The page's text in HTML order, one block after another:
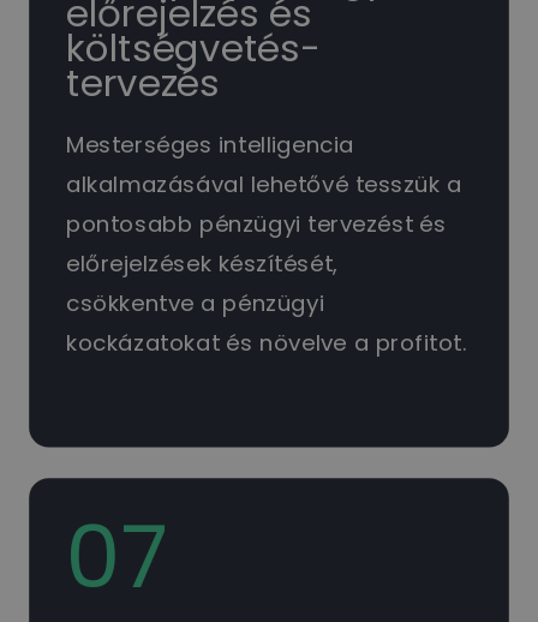
előrejelzés és
költségvetés-
tervezés
Mesterséges intelligencia
alkalmazásával lehetővé tesszük a
pontosabb pénzügyi tervezést és
előrejelzések készítését,
csökkentve a pénzügyi
kockázatokat és növelve a profitot.
07